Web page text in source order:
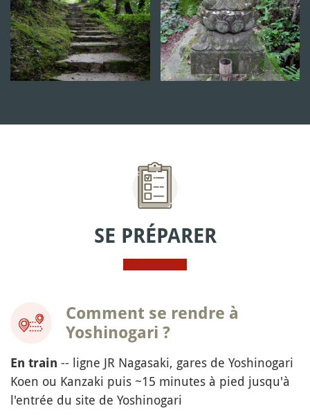
SE PRÉPARER
Comment se rendre à
Yoshinogari ?
En train -- ligne JR Nagasaki, gares de Yoshinogari
Koen ou Kanzaki puis ~15 minutes à pied jusqu'à
l'entrée du site de Yoshinogari